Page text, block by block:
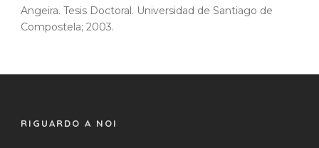
Angeira. Tesis Doctoral. Universidad de Santiago de
Compostela; 2003.
RIGUARDO A NOI